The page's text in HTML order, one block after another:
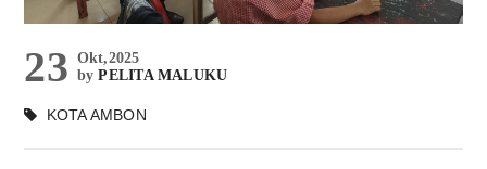
23 Okt,2025
byPELITA MALUKU
KOTA AMBON